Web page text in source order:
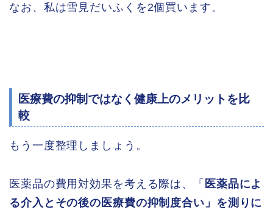
なお、私は雪見だいふくを2個買います。
医療費の抑制ではなく健康上のメリットを比
較
もう一度整理しましょう。
医薬品の費用対効果を考える際は、「 医薬品によ
る介入とその後の医療費の抑制度合い」を測りに